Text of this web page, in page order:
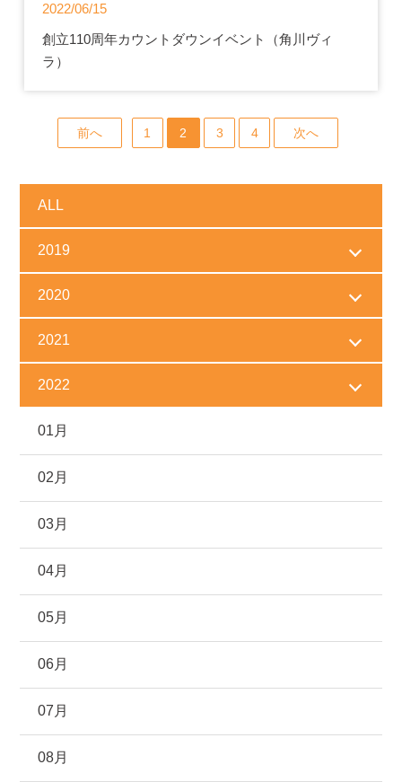
ALL
2019
2020
2021
2022
01月
02月
03月
04月
05月
06月
07月
08月
2022/06/15
創立110周年カウントダウンイベント（角川ヴィ
ラ）
前へ 1 2 3 4 次へ